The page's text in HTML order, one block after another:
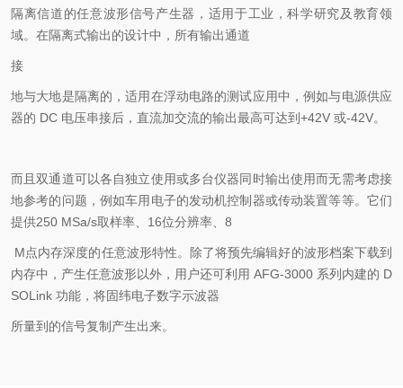
隔离信道的任意波形信号产生器，适用于工业，科学研究及教育领
域。在隔离式输出的设计中，所有输出通道
接
地与大地是隔离的，适用在浮动电路的测试应用中，例如与电源供应
器的 DC 电压串接后，直流加交流的输出最高可达到+42V 或-42V。
而且双通道可以各自独立使用或多台仪器同时输出使用而无需考虑接
地参考的问题，例如车用电子的发动机控制器或传动装置等等。它们
提供250 MSa/s取样率、16位分辨率、8
M点内存深度的任意波形特性。除了将预先编辑好的波形档案下载到
内存中，产生任意波形以外，用户还可利用 AFG-3000 系列内建的 D
SOLink 功能，将固纬电子数字示波器
所量到的信号复制产生出来。